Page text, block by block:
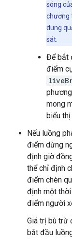
sóng
chương
dung
sát.
Để bắt
điểm
mong
biểu
Nếu luồng
điểm dừng
định giờ
thể chỉ định
điểm chèn
định một
điểm người
Giá trị bù trừ
bắt đầu